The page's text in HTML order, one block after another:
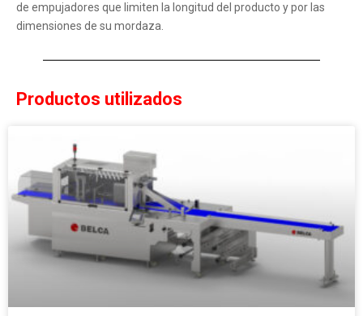
de empujadores que limiten la longitud del producto y por las
dimensiones de su mordaza.
Productos utilizados